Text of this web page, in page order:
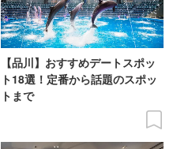
【品川】おすすめデートスポッ
ト18選！定番から話題のスポッ
トまで